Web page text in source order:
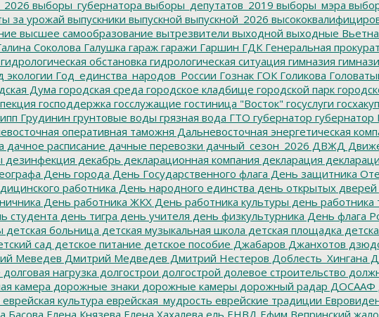
выборы_губернатора выборы_депутатов_2019 выборы_мэра
за урожай выпускники выпускной выпускной_2026
высшее самообразование вытрезвители выходной выходные
Соколова Галушка гараж гаражи Гаршин ГДК Генеральная
гидрологическая обстановка гидрологическая ситуация гимназия
экологии Год_единства_народов_России Гознак ГОК Голикова
Дума городская среда городское кладбище городской парк
господдержка госслужащие гостиница "Восток" госуслуги
Грудинин грунтовые воды грязная вода ГТО губернатор
оперативная таможня Дальневосточная энергетическая
дачное расписание дачные перевозки дачный_сезон_2026 ДВЖД
дезинфекция декабрь декларационная компания декларация
День города День Государственного флага День защитника
работника День народного единства день открытых дверей
День работника ЖКХ День работника культуры день работника
студента день тигра день учителя день физкультурника День флага
детская больница детская музыкальная школа детская площадка
сад детское питание детское пособие Джабаров Джанхотов
Меведев Дмитрий Медведев Дмитрий Нестеров Доблесть_Хингана
долговая нагрузка долгострои долгострой долевое строительство
камера дорожные знаки дорожные камеры дорожный радар ДОСААФ
еврейская культура еврейская_мудрость еврейские традиции
Басова Елена Князева Елена Хахалева ель ЕНВД Ефим Вепринский